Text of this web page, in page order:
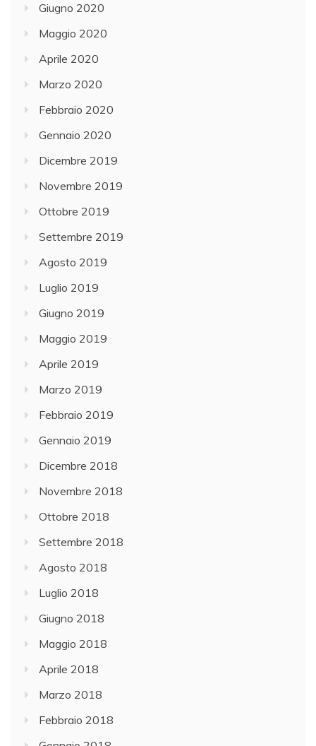
Giugno 2020
Maggio 2020
Aprile 2020
Marzo 2020
Febbraio 2020
Gennaio 2020
Dicembre 2019
Novembre 2019
Ottobre 2019
Settembre 2019
Agosto 2019
Luglio 2019
Giugno 2019
Maggio 2019
Aprile 2019
Marzo 2019
Febbraio 2019
Gennaio 2019
Dicembre 2018
Novembre 2018
Ottobre 2018
Settembre 2018
Agosto 2018
Luglio 2018
Giugno 2018
Maggio 2018
Aprile 2018
Marzo 2018
Febbraio 2018